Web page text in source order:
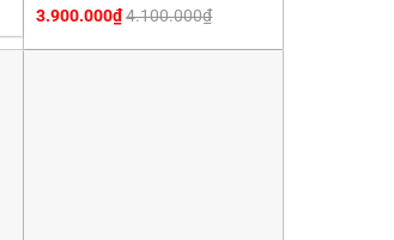
3.900.000₫4.100.000₫